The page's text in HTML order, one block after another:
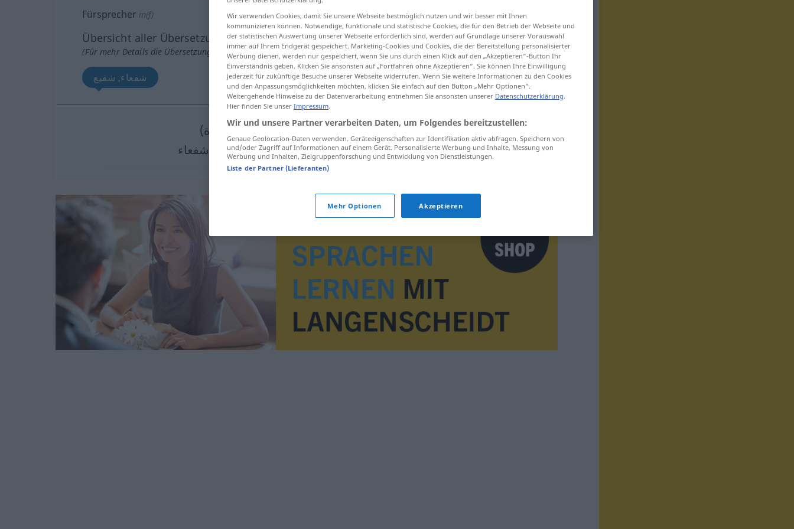
Fürsprecher m(f)
Übersicht aller Übersetzungen
(Für mehr Details die Übersetzung anklicken/antippen)
شفعاء, شفيع
شفيع(ة)
شفعاء [ʃufaˈʕaːʔ] (2)
Fürsprecher(in)
Wir verwenden Cookies, damit Sie unsere Webseite bestmöglich nutzen und wir besser mit Ihnen
kommunizieren können. Notwendige, funktionale und statistische Cookies, die für den Betrieb der Webseite und
der statistischen Auswertung unserer Webseite erforderlich sind, werden auf Grundlage unserer Vorauswahl
immer auf Ihrem Endgerät gespeichert. Marketing-Cookies und Cookies, die der Bereitstellung personalisierter
Werbung dienen, werden nur gespeichert, wenn Sie uns durch einen Klick auf den „Akzeptieren“-Button Ihr
Einverständnis geben. Klicken Sie ansonsten auf „Fortfahren ohne Akzeptieren“. Sie können Ihre Einwilligung
jederzeit für zukünftige Besuche unserer Webseite widerrufen. Wenn Sie weitere Informationen zu den Cookies
und den Anpassungsmöglichkeiten möchten, klicken Sie einfach auf den Button „Mehr Optionen“.
Weitergehende Hinweise zu der Datenverarbeitung entnehmen Sie ansonsten unserer Datenschutzerklärung.
Hier finden Sie unser Impressum.
Wir und unsere Partner verarbeiten Daten, um Folgendes bereitzustellen:
Genaue Geolocation-Daten verwenden. Geräteeigenschaften zur Identifikation aktiv abfragen. Speichern von
und/oder Zugriff auf Informationen auf einem Gerät. Personalisierte Werbung und Inhalte, Messung von
Werbung und Inhalten, Zielgruppenforschung und Entwicklung von Dienstleistungen.
Liste der Partner (Lieferanten)
Mehr Optionen Akzeptieren